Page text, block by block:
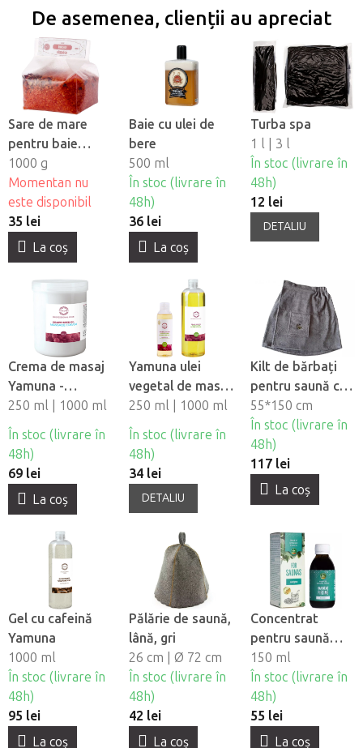
De asemenea, clienții au apreciat
Sare de mare
pentru baie
Yamuna -
Trandafir
1000 g
Momentan nu
este disponibil
35 lei
La coş
Baie cu ulei de
bere
500 ml
În stoc (livrare în
48h)
36 lei
La coş
Turba spa
1 l | 3 l
În stoc (livrare în
48h)
12 lei
DETALIU
Crema de masaj
Yamuna -
Struguri
250 ml | 1000 ml
În stoc (livrare în
48h)
69 lei
La coş
Yamuna ulei
vegetal de masaj
- Strugurii
250 ml | 1000 ml
În stoc (livrare în
48h)
34 lei
DETALIU
Kilt de bărbați
pentru saună cu
broderie,
bumbac, gri
55*150 cm
În stoc (livrare în
48h)
117 lei
La coş
Gel cu cafeină
Yamuna
1000 ml
În stoc (livrare în
48h)
95 lei
La coş
Pălărie de saună,
lână, gri
26 cm | Ø 72 cm
În stoc (livrare în
48h)
42 lei
La coş
Concentrat
pentru saună
Menta Lavanda
150 ml
În stoc (livrare în
48h)
55 lei
La coş